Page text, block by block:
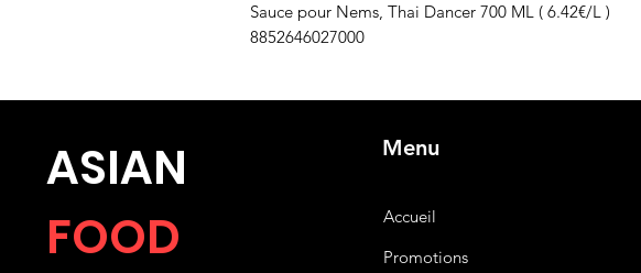
Sauce pour Nems, Thai Dancer 700 ML ( 6.42€/L )
8852646027000
ASIAN
FOOD
Menu
Accueil
Promotions